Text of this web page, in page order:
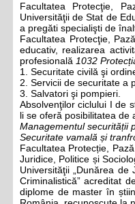
Facultatea Protecţie,
Universităţii de Stat de
a pregăti specialişti de
Facultatea Protecţie,
educativ, realizarea
profesională 1032
1. Securitate civilă şi
2. Servicii de securitate a
3. Salvatori şi pompieri.
Absolvenţilor ciclului I de
li se oferă posibilitatea de
Managementul securității
Securitate vamală și
Facultatea Protecție,
Juridice, Politice și
Universităţii „Dunărea
Criminalistică” acreditat
diplome de master în